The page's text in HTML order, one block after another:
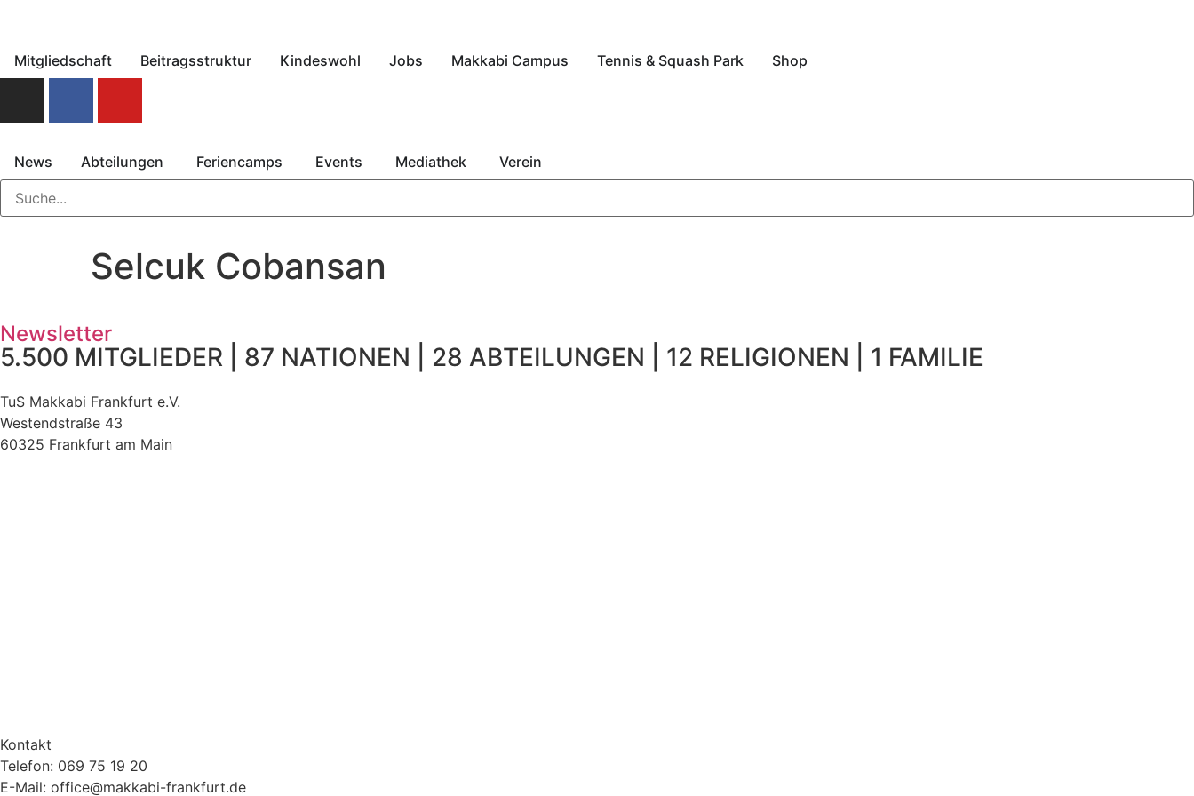
Mitgliedschaft Beitragsstruktur Kindeswohl Jobs Makkabi Campus Tennis & Squash Park Shop
News Abteilungen Feriencamps Events Mediathek Verein
Selcuk Cobansan
Newsletter
5.500 MITGLIEDER | 87 NATIONEN | 28 ABTEILUNGEN | 12 RELIGIONEN | 1 FAMILIE
TuS Makkabi Frankfurt e.V.
Westendstraße 43
60325 Frankfurt am Main
Kontakt
Telefon: 069 75 19 20
E-Mail: office@makkabi-frankfurt.de